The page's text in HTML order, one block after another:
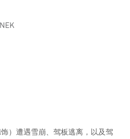
）遭遇雪崩、驾板逃离，以及驾